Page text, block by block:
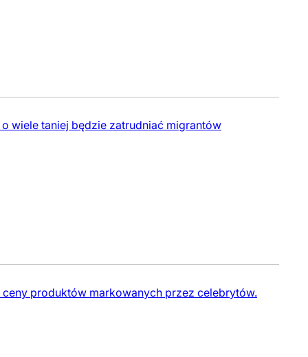
wiele taniej będzie zatrudniać migrantów
ceny produktów markowanych przez celebrytów.